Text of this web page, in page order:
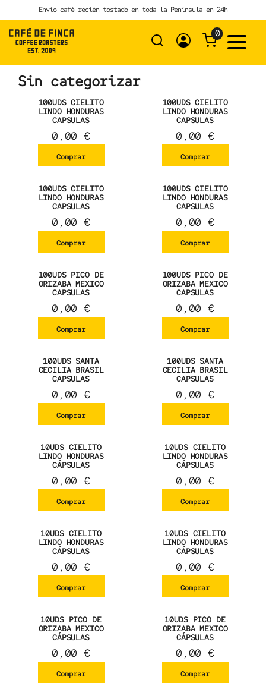
to
content
Envío café recién tostado en toda la Península en 24h
0
Sin categorizar
100UDS CIELITO
LINDO HONDURAS
CAPSULAS
0,00€
Comprar
100UDS CIELITO
LINDO HONDURAS
CAPSULAS
0,00€
Comprar
100UDS CIELITO
LINDO HONDURAS
CAPSULAS
0,00€
Comprar
100UDS CIELITO
LINDO HONDURAS
CAPSULAS
0,00€
Comprar
100UDS PICO DE
ORIZABA MEXICO
CAPSULAS
0,00€
Comprar
100UDS PICO DE
ORIZABA MEXICO
CAPSULAS
0,00€
Comprar
100UDS SANTA
CECILIA BRASIL
CAPSULAS
0,00€
Comprar
100UDS SANTA
CECILIA BRASIL
CAPSULAS
0,00€
Comprar
10UDS CIELITO
LINDO HONDURAS
CÁPSULAS
0,00€
Comprar
10UDS CIELITO
LINDO HONDURAS
CÁPSULAS
0,00€
Comprar
10UDS CIELITO
LINDO HONDURAS
CÁPSULAS
0,00€
Comprar
10UDS CIELITO
LINDO HONDURAS
CÁPSULAS
0,00€
Comprar
10UDS PICO DE
ORIZABA MEXICO
CÁPSULAS
0,00€
Comprar
10UDS PICO DE
ORIZABA MEXICO
CÁPSULAS
0,00€
Comprar